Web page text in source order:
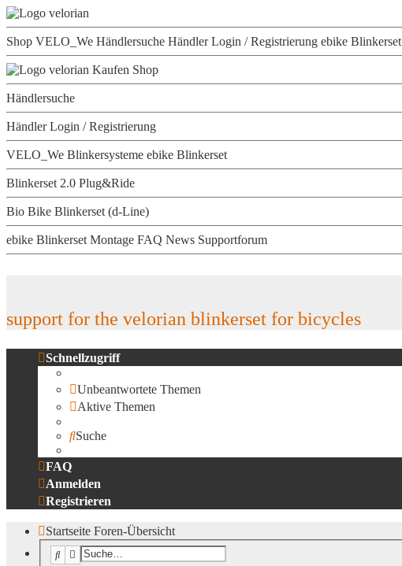
Shop VELO_We Händlersuche Händler Login / Registrierung ebike Blinkerset
Kaufen Shop
Händlersuche
Händler Login / Registrierung
VELO_We Blinkersysteme ebike Blinkerset
Blinkerset 2.0 Plug&Ride
Bio Bike Blinkerset (d-Line)
ebike Blinkerset Montage FAQ News Supportforum
support for the velorian blinkerset for bicycles
Schnellzugriff
Unbeantwortete Themen
Aktive Themen
Suche
FAQ
Anmelden
Registrieren
Startseite Foren-Übersicht
SucheErweiterte Suche